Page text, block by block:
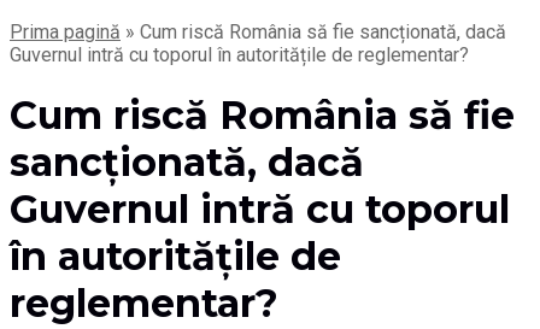
Prima pagină » Cum riscă România să fie sancționată, dacă
Guvernul intră cu toporul în autoritățile de reglementar?
Cum riscă România să fie
sancționată, dacă
Guvernul intră cu toporul
în autoritățile de
reglementar?